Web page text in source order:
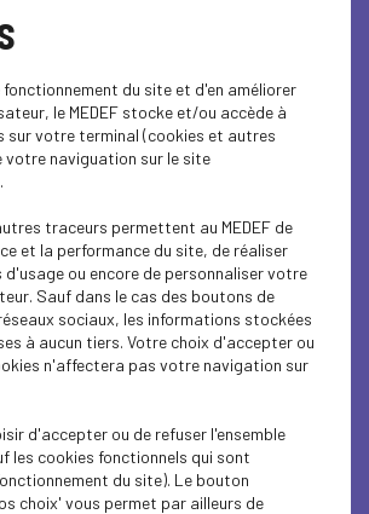
des actes
étendant la
verte
dernier, les
délégués sur les
et
qui viennent
taxonomie verte
ont été publiés au
de l’Union
du site et d'en améliorer
le MEDEF stocke et/ou accède à
sur votre terminal (cookies et autres
votre naviguation sur le site
traceurs permettent au MEDEF de
et la performance du site, de réaliser
ou encore de personnaliser votre
Sauf dans le cas des boutons de
sociaux, les informations stockées
à aucun tiers. Votre choix d'accepter ou
n'affectera pas votre navigation sur
d'accepter ou de refuser l'ensemble
les cookies fonctionnels qui sont
du site). Le bouton
choix' vous permet par ailleurs de